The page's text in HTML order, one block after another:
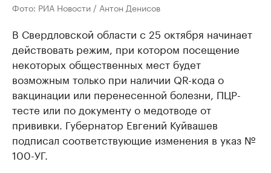
Фото: РИА Новости / Антон Денисов
В Свердловской области с 25 октября начинает
действовать режим, при котором посещение
некоторых общественных мест будет
возможным только при наличии QR-кода о
вакцинации или перенесенной болезни, ПЦР-
тесте или по документу о медотводе от
прививки. Губернатор Евгений Куйвашев
подписал соответствующие изменения в указ №
100-УГ.